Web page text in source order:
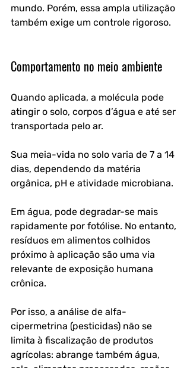
mundo. Porém, essa ampla utilização
também exige um controle rigoroso.
Comportamento no meio ambiente
Quando aplicada, a molécula pode
atingir o solo, corpos d’água e até ser
transportada pelo ar.
Sua meia-vida no solo varia de 7 a 14
dias, dependendo da matéria
orgânica, pH e atividade microbiana.
Em água, pode degradar-se mais
rapidamente por fotólise. No entanto,
resíduos em alimentos colhidos
próximo à aplicação são uma via
relevante de exposição humana
crônica.
Por isso, a análise de alfa-
cipermetrina (pesticidas) não se
limita à fiscalização de produtos
agrícolas: abrange também água,